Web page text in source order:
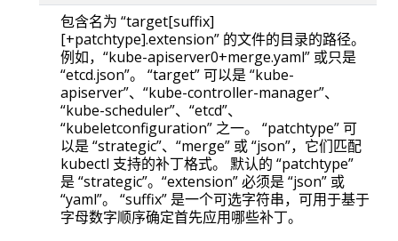
包含名为 “target[suffix]
[+patchtype].extension” 的文件的目录的路径。
例如，“kube-apiserver0+merge.yaml” 或只是
“etcd.json”。 “target” 可以是 “kube-
apiserver”、“kube-controller-manager”、
“kube-scheduler”、“etcd”、
“kubeletconfiguration” 之一。 “patchtype” 可
以是 “strategic”、“merge” 或 “json”，它们匹配
kubectl 支持的补丁格式。 默认的 “patchtype”
是 “strategic”。“extension” 必须是 “json” 或
“yaml”。 “suffix” 是一个可选字符串，可用于基于
字母数字顺序确定首先应用哪些补丁。